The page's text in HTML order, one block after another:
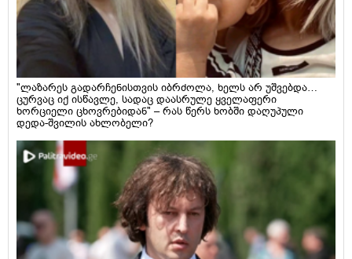
"ლაზარეს გადარჩენისთვის იბრძოლა, ხელს არ უშვებდა…
ცურვაც იქ ისწავლე, სადაც დაასრულე ყველაფერი
ხორციელი ცხოვრებიდან" – რას წერს ხობში დაღუპული
დედა-შვილის ახლობელი?